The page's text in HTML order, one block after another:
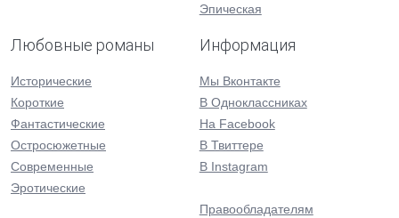
Эпическая
Любовные романы
Исторические
Короткие
Фантастические
Остросюжетные
Современные
Эротические
Информация
Мы Вконтакте
В Одноклассниках
На Facebook
В Твиттере
В Instagram
Правообладателям